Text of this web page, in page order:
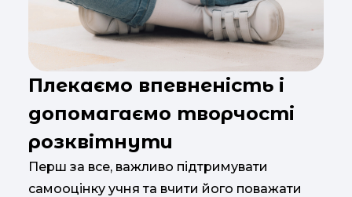
Плекаємо впевненість і
допомагаємо творчості
розквітнути
Перш за все, важливо підтримувати
самооцінку учня та вчити його поважати